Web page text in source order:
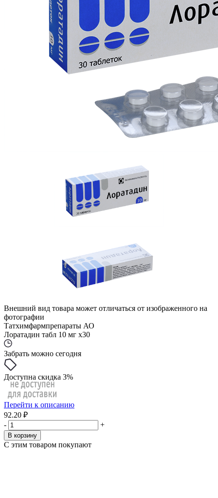
Внешний вид товара может отличаться от изображенного на
фотографии
Татхимфармпрепараты АО
Лоратадин табл 10 мг x30
Забрать можно сегодня
Доступна скидка 3%
Перейти к описанию
92.20 ₽
-
+
В корзину
С этим товаром покупают